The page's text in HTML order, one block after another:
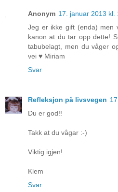
Anonym 17. januar 2013 kl.
Jeg er ikke gift (enda) men
kanon at du tar opp dette!
tabubelagt, men du våger
vei ♥ Miriam
Svar
Refleksjon på livsvegen
Du er god!!
Takk at du vågar :-)
Viktig igjen!
Klem
Svar